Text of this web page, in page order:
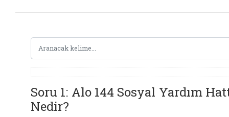
Soru 1: Alo 144 Sosyal Yardım
Nedir?